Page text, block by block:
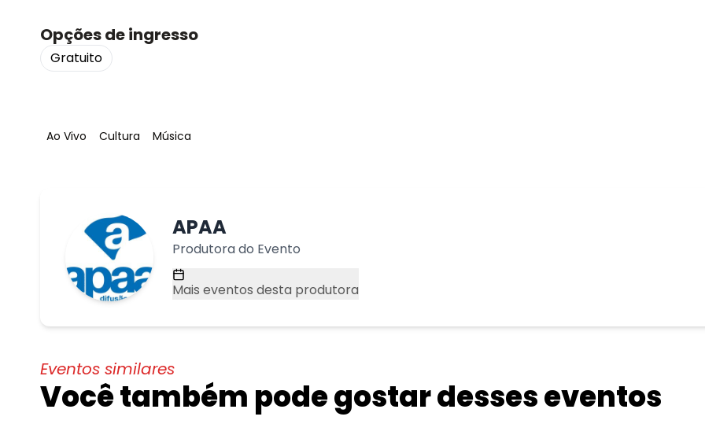
Opções de ingresso
Gratuito
Tag:
Ao Vivo Tag:
Cultura Tag:
Música
APAA
Produtora do Evento
Mais eventos desta produtora
Eventos similares
Você também pode gostar desses eventos